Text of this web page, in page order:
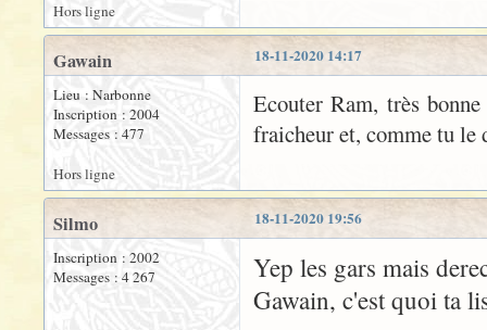
Hors ligne
18-11-2020 14:17
Gawain
Lieu : Narbonne
Inscription : 2004
Messages : 477
Ecouter Ram, très
fraicheur et, comme tu le
Hors ligne
18-11-2020 19:56
Silmo
Inscription : 2002
Messages : 4 267
Yep les gars mais
Gawain, c'est quoi ta